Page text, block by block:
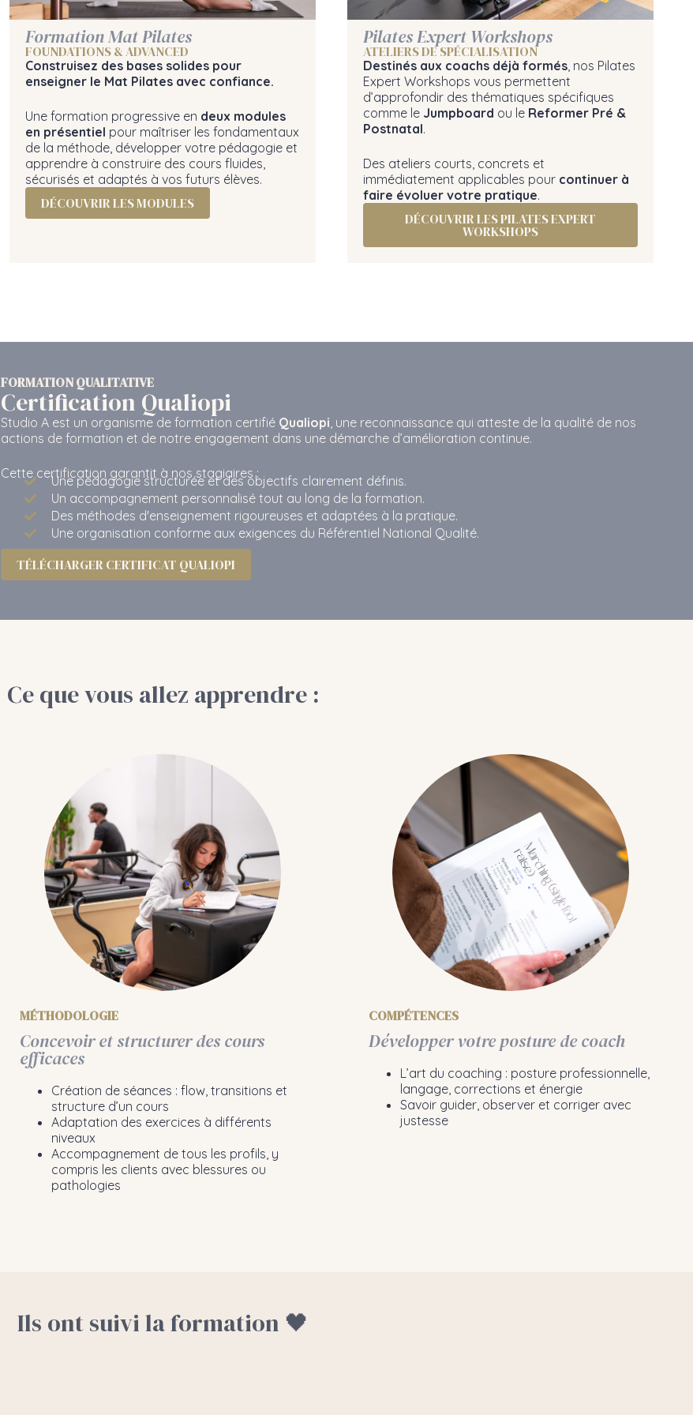
Formation Mat Pilates
FOUNDATIONS & ADVANCED
Construisez des bases solides pour
enseigner le Mat Pilates avec confiance.
Une formation progressive en deux modules
en présentiel pour maîtriser les fondamentaux
de la méthode, développer votre pédagogie et
apprendre à construire des cours fluides,
sécurisés et adaptés à vos futurs élèves.
DÉCOUVRIR LES MODULES
Pilates Expert Workshops
ATELIERS DE SPÉCIALISATION
Destinés aux coachs déjà formés, nos Pilates
Expert Workshops vous permettent
d’approfondir des thématiques spécifiques
comme le Jumpboard ou le Reformer Pré &
Postnatal.
Des ateliers courts, concrets et
immédiatement applicables pour continuer à
faire évoluer votre pratique.
DÉCOUVRIR LES PILATES EXPERT
WORKSHOPS
FORMATION QUALITATIVE
Certification Qualiopi
Studio A est un organisme de formation certifié Qualiopi, une reconnaissance qui atteste de la qualité de nos
actions de formation et de notre engagement dans une démarche d’amélioration continue.
Cette certification garantit à nos stagiaires :
Une pédagogie structurée et des objectifs clairement définis.
Un accompagnement personnalisé tout au long de la formation.
Des méthodes d'enseignement rigoureuses et adaptées à la pratique.
Une organisation conforme aux exigences du Référentiel National Qualité.
TÉLÉCHARGER CERTIFICAT QUALIOPI
Ce que vous allez apprendre :
MÉTHODOLOGIE
Concevoir et structurer des cours
efficaces
Création de séances : flow, transitions et
structure d’un cours
Adaptation des exercices à différents
niveaux
Accompagnement de tous les profils, y
compris les clients avec blessures ou
pathologies
COMPÉTENCES
Développer votre posture de coach
L’art du coaching : posture professionnelle,
langage, corrections et énergie
Savoir guider, observer et corriger avec
justesse
Ils ont suivi la formation 🖤